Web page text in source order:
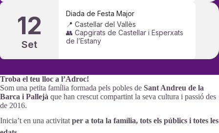
12
Set
Diada de Festa Major
📍 Castellar del Vallès
👥 Capgirats de Castellar i Esperxats
de l’Estany
Troba el teu lloc a l’Adroc!
Som una petita família formada pels pobles de Sant Andreu de la
Barca i Pallejà que han crescut compartint la seva cultura i passió des
de 2016.
Inicia’t en una activitatper a tota la família, tots els públics i totes les